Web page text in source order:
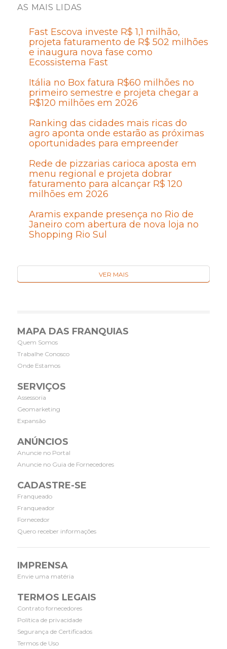
AS MAIS LIDAS
Fast Escova investe R$ 1,1 milhão,
projeta faturamento de R$ 502 milhões
e inaugura nova fase como
Ecossistema Fast
Itália no Box fatura R$60 milhões no
primeiro semestre e projeta chegar a
R$120 milhões em 2026
Ranking das cidades mais ricas do
agro aponta onde estarão as próximas
oportunidades para empreender
Rede de pizzarias carioca aposta em
menu regional e projeta dobrar
faturamento para alcançar R$ 120
milhões em 2026
Aramis expande presença no Rio de
Janeiro com abertura de nova loja no
Shopping Rio Sul
VER MAIS
MAPA DAS FRANQUIAS
Quem Somos
Trabalhe Conosco
Onde Estamos
SERVIÇOS
Assessoria
Geomarketing
Expansão
ANÚNCIOS
Anuncie no Portal
Anuncie no Guia de Fornecedores
CADASTRE-SE
Franqueado
Franqueador
Fornecedor
Quero receber informações
IMPRENSA
Envie uma matéria
TERMOS LEGAIS
Contrato fornecedores
Política de privacidade
Segurança de Certificados
Termos de Uso